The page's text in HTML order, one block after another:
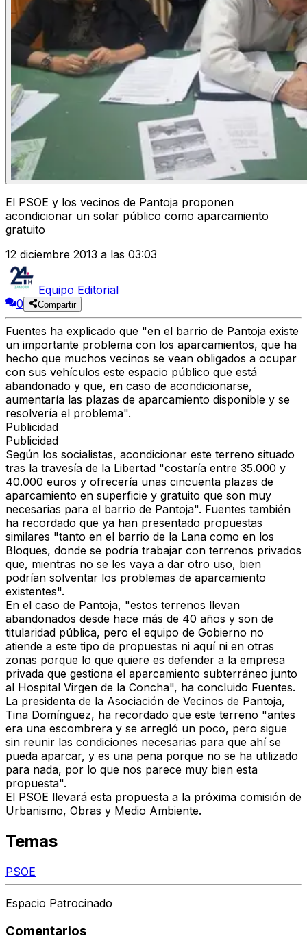
El PSOE y los vecinos de Pantoja proponen
acondicionar un solar público como aparcamiento
gratuito
12 diciembre 2013 a las 03:03
Equipo Editorial
0
Compartir
Fuentes ha explicado que "en el barrio de Pantoja existe
un importante problema con los aparcamientos, que ha
hecho que muchos vecinos se vean obligados a ocupar
con sus vehículos este espacio público que está
abandonado y que, en caso de acondicionarse,
aumentaría las plazas de aparcamiento disponible y se
resolvería el problema".
Publicidad
Publicidad
Según los socialistas, acondicionar este terreno situado
tras la travesía de la Libertad "costaría entre 35.000 y
40.000 euros y ofrecería unas cincuenta plazas de
aparcamiento en superficie y gratuito que son muy
necesarias para el barrio de Pantoja". Fuentes también
ha recordado que ya han presentado propuestas
similares "tanto en el barrio de la Lana como en los
Bloques, donde se podría trabajar con terrenos privados
que, mientras no se les vaya a dar otro uso, bien
podrían solventar los problemas de aparcamiento
existentes".
En el caso de Pantoja, "estos terrenos llevan
abandonados desde hace más de 40 años y son de
titularidad pública, pero el equipo de Gobierno no
atiende a este tipo de propuestas ni aquí ni en otras
zonas porque lo que quiere es defender a la empresa
privada que gestiona el aparcamiento subterráneo junto
al Hospital Virgen de la Concha", ha concluido Fuentes.
La presidenta de la Asociación de Vecinos de Pantoja,
Tina Domínguez, ha recordado que este terreno "antes
era una escombrera y se arregló un poco, pero sigue
sin reunir las condiciones necesarias para que ahí se
pueda aparcar, y es una pena porque no se ha utilizado
para nada, por lo que nos parece muy bien esta
propuesta".
El PSOE llevará esta propuesta a la próxima comisión de
Urbanismo, Obras y Medio Ambiente.
Temas
PSOE
Espacio Patrocinado
Comentarios